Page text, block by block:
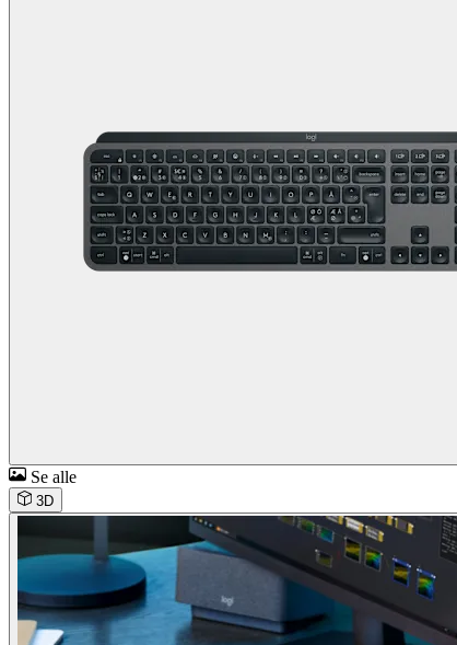
Se alle
3D